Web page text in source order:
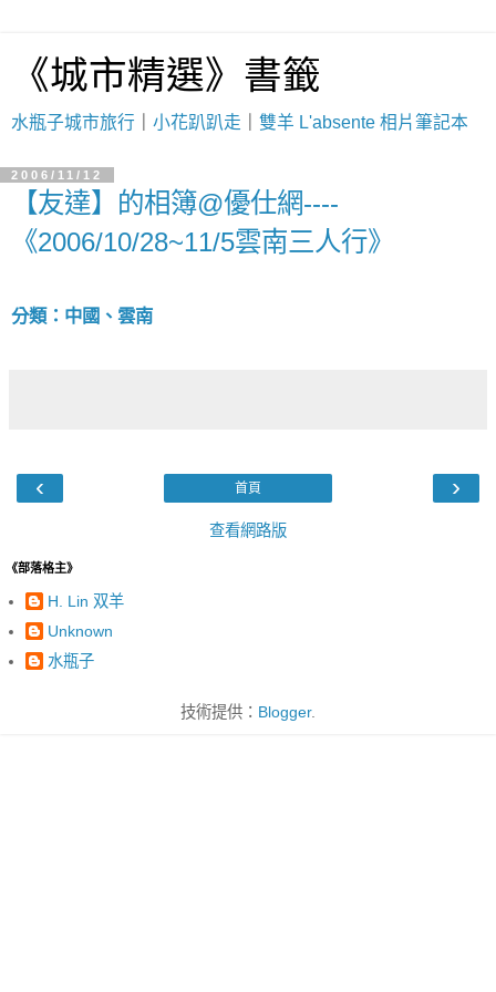
《城市精選》書籤
水瓶子城市旅行 小花趴趴走 雙羊 L'absente 相片筆記本
2006/11/12
【友達】的相簿@優仕網----
《2006/10/28~11/5雲南三人行》
分類：中國、雲南
‹ ›
首頁
查看網路版
《部落格主》
H. Lin 双羊
Unknown
水瓶子
技術提供： Blogger.